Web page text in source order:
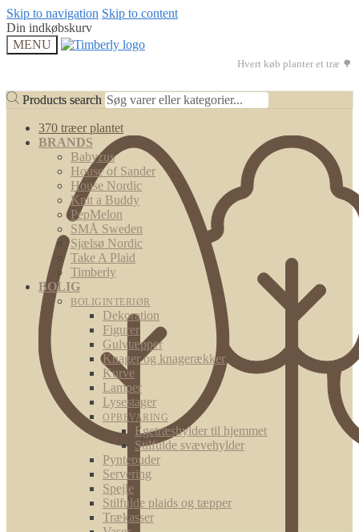
Skip to navigation Skip to content
Din indkøbskurv
MENU
Hvert køb planter et træ 🌳
Products search
370 træer plantet
Products search
BRANDS
Babyzus
House of Sander
House Nordic
Knit a Buddy
PepMelon
SMÅ Sweden
Sjælsø Nordic
Take A Plaid
Timberly
BOLIG
BOLIGINTERIØR
Dekoration
Figurer
Gulvtæpper
Knager og knagerækker
Kurve
Lamper
Lysestager
OPBEVARING
Egetræshylder til hjemmet
Stilfulde svævehylder
Pyntepuder
Servering
Spejle
Stilfulde plaids og tæpper
Trækasser